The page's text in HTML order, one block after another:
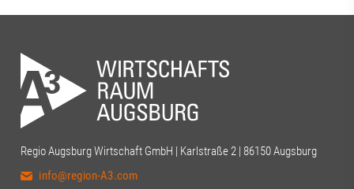
Regio Augsburg Wirtschaft GmbH | Karlstraße 2 | 86150 Augsburg
info@region-A3.com